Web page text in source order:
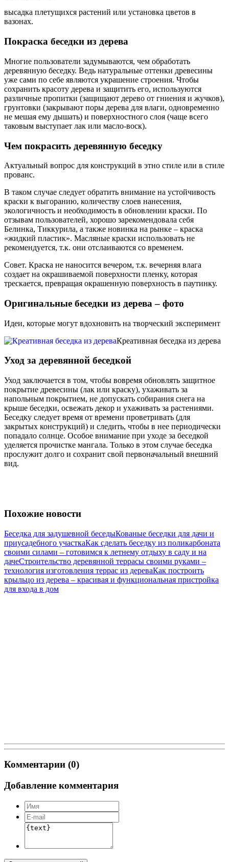
высадка плетущихся растений или установка цветов в
вазонах.
Покраска беседки из дерева
Многие пользователи задумываются, чем обработать
деревянную беседку. Ведь натуральные оттенки древесины
уже сами по себе являются украшение строения. Чтобы
сохранить красоту дерева и защитить его, используются
различные пропитки (защищают дерево от гниения и жучков),
грунтовки (закрывают поры дерева для влаги, одновременно
не мешая ему дышать) и поверхностного слоя (чаще всего
таковым выступает лак или масло-воск).
Чем покрасить деревянную беседку
Актуальный вопрос для конструкций в этно стиле или в стиле
прованс.
В таком случае следует обратить внимание на устойчивость
краски к выгоранию, количеству слоев нанесения,
экологичность и необходимость в обновлении краски. По
отзывам пользователей, хорошо зарекомендовала себя
Белинка, Тиккурила, а также новинка на рынке – краска
«жидкий пластик». Масляные краски использовать не
рекомендуется, т.к. они отслаиваются со временем.
Совет. Краска не наносится вечером, т.к. вечерняя влага
создает на окрашиваемой поверхности пленку, которая
трескается, превращая окрашенную поверхность в паутинку.
Оригинальные беседки из дерева – фото
Идеи, которые могут вдохновить на творческий эксперимент
Креативная беседка из дерева
Уход за деревянной беседкой
Уход заключается в том, чтобы вовремя обновлять защитное
покрытие древесины (лак или краску), ухаживать за
напольным покрытием, не допускать собирания снега на
крыше беседки, освежать декор и ухаживать за растениями.
Беседку следует время от времени проветривать (для
закрытых конструкций) и следить, чтобы в нее периодически
попадало солнце. Особое внимание при уходе за беседкой
уделяется прочистке мангала. Только в этом случае беседка
прослужит долго и сохранит свой первоначальный внешний
вид.
Похожие новости
Беседка для задушевной беседыКованые беседки для дачи и
приусадебного участкаКак сделать беседку из поликарбоната
своими силами – готовимся к летнему отдыху в саду и на
дачеСтроительство деревянной террасы своими руками –
технология изготовления террас из дереваКак построить
крыльцо из дерева – красивая и функциональная пристройка
для входа в дом
Комментарии (0)
Добавление комментария